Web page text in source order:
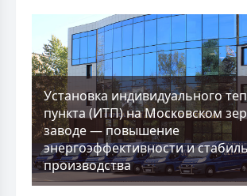
Установка индивидуального
пункта (ИТП) на Московском
заводе — повышение
энергоэффективности и
производства